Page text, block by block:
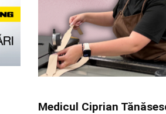
Medicul Ciprian